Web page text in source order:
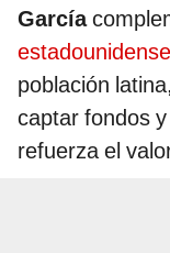
García
estadounidense
población
captar fondos
refuerza el